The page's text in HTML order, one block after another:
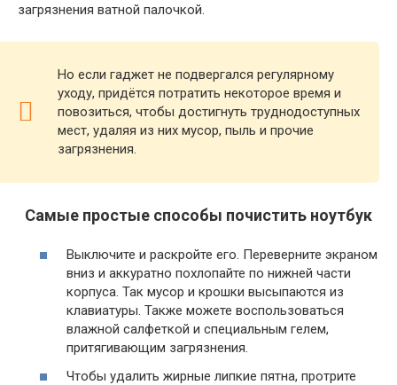
загрязнения ватной палочкой.
Но если гаджет не подвергался регулярному
уходу, придётся потратить некоторое время и
повозиться, чтобы достигнуть труднодоступных
мест, удаляя из них мусор, пыль и прочие
загрязнения.
Самые простые способы почистить ноутбук
Выключите и раскройте его. Переверните экраном
вниз и аккуратно похлопайте по нижней части
корпуса. Так мусор и крошки высыпаются из
клавиатуры. Также можете воспользоваться
влажной салфеткой и специальным гелем,
притягивающим загрязнения.
Чтобы удалить жирные липкие пятна, протрите